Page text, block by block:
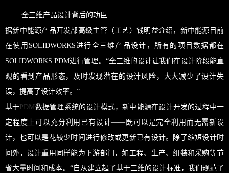
全三维产品设计背后的功臣
据新中能源产品开发部高级主管（工艺）钱明益介绍，新中能源目前
在使用SOLIDWORKS进行全三维产品设计，所有的项目数据都在
SOLIDWORKS PDM进行管理。“全三维的设计让我们在设计阶段能直
观的看到产品形态，及时发现潜在的设计风险，大大减少了设计失
误，提高了设计效率。”
基于 PDM 数据管理系统的设计模式，新中能源在设计开发的过程中一
定程度上可以充分利用已有设计——既可以是完全利用而无需新设
计，也可以是花较少时间进行修改或更新已有设计。除了缩短设计时
间外，设计重用同样能为下游部门，如工程、生产、组装和采购等节
省大量时间和成本。“自从建立起了基于三维的设计标准，我们规范了